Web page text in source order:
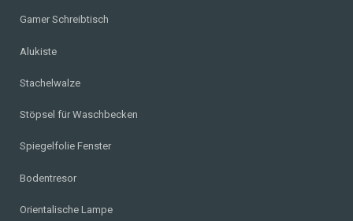
Gamer Schreibtisch
Alukiste
Stachelwalze
Stöpsel für Waschbecken
Spiegelfolie Fenster
Bodentresor
Orientalische Lampe